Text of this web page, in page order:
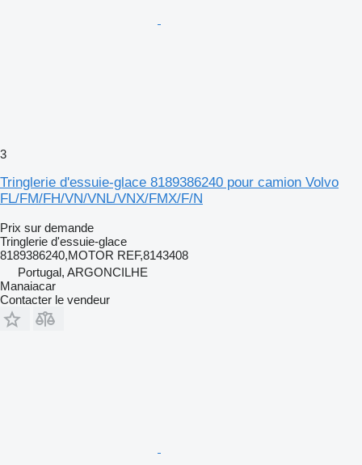
3
Tringlerie d'essuie-glace 8189386240 pour camion Volvo
FL/FM/FH/VN/VNL/VNX/FMX/F/N
Prix sur demande
Tringlerie d'essuie-glace
8189386240,MOTOR REF,8143408
Portugal, ARGONCILHE
Manaiacar
Contacter le vendeur